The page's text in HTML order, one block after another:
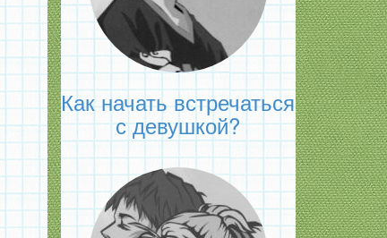
Как начать встречаться
с девушкой?